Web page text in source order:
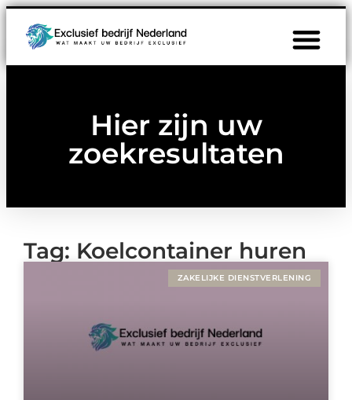
Hier zijn uw
zoekresultaten
Tag: Koelcontainer huren
ZAKELIJKE DIENSTVERLENING